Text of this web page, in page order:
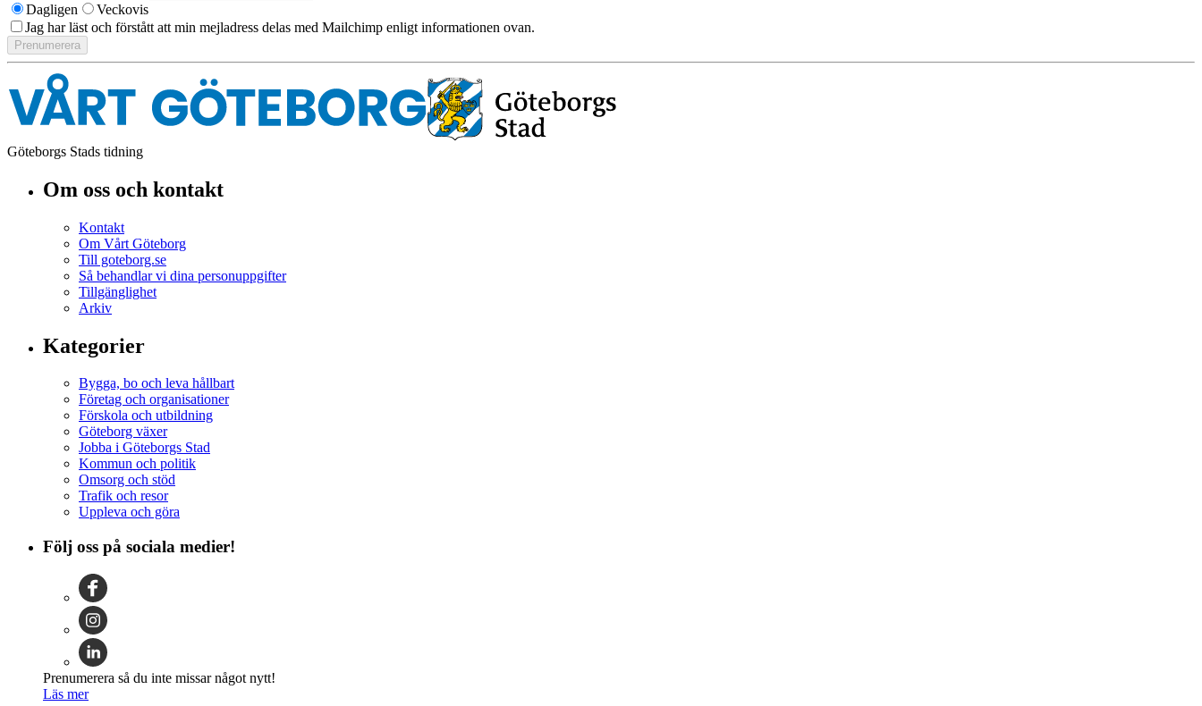
Dagligen
Veckovis
Jag har läst och förstått att min mejladress delas med Mailchimp enligt informationen ovan.
Göteborgs Stads tidning
Om oss och kontakt
Kontakt
Om Vårt Göteborg
Till goteborg.se
Så behandlar vi dina personuppgifter
Tillgänglighet
Arkiv
Kategorier
Bygga, bo och leva hållbart
Företag och organisationer
Förskola och utbildning
Göteborg växer
Jobba i Göteborgs Stad
Kommun och politik
Omsorg och stöd
Trafik och resor
Uppleva och göra
Följ oss på sociala medier!
Prenumerera så du inte missar något nytt!
Läs mer